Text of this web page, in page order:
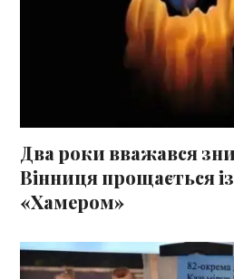
Два роки вважався
Вінниця прощається
«Хамером»